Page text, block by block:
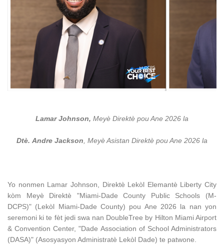
Lamar Johnson, Meyè Direktè pou Ane 2026 la
Dtè. Andre Jackson , Meyè Asistan Direktè pou Ane 2026 la
Yo nonmen Lamar Johnson, Direktè Lekòl Elemantè Liberty City
kòm Meyè Direktè "Miami-Dade County Public Schools (M-
DCPS)" (Lekòl Miami-Dade County) pou Ane 2026 la nan yon
seremoni ki te fèt jedi swa nan DoubleTree by Hilton Miami Airport
& Convention Center, "Dade Association of School Administrators
(DASA)" (Asosyasyon Administratè Lekòl Dade) te patwone.